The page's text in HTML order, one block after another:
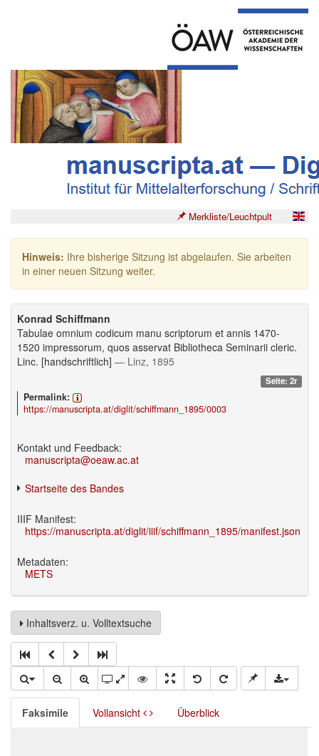
Merkliste/Leuchtpult
Hinweis: Ihre bisherige Sitzung ist abgelaufen. Sie arbeiten
in einer neuen Sitzung weiter.
Konrad Schiffmann
Tabulae omnium codicum manu scriptorum et annis 1470-
1520 impressorum, quos asservat Bibliotheca Seminarii cleric.
Linc. [handschriftlich] — Linz, 1895
Seite: 2r
Permalink:
https://manuscripta.at/diglit/schiffmann_1895/0003
Kontakt und Feedback:
manuscripta@oeaw.ac.at
Startseite des Bandes
IIIF Manifest:
https://manuscripta.at/diglit/iiif/schiffmann_1895/manifest.json
Metadaten:
METS
Inhaltsverz. u. Volltextsuche
Faksimile Vollansicht Überblick